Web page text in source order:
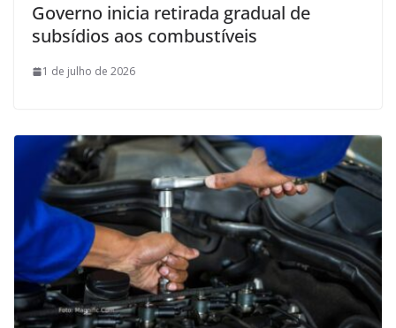
Governo inicia retirada gradual de
subsídios aos combustíveis
1 de julho de 2026